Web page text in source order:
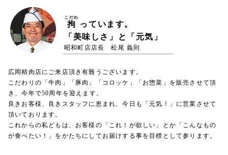
拘
こだわ
っています。
「美味しさ」と「元気」
昭和町店店長 松尾 義則
広岡精肉店にご来店頂き有難うございます。
こだわりの「牛肉」「豚肉」「コロッケ」「お惣菜」を販売させて頂
き、今年で50周年を迎えます。
良きお客様、良きスタッフに恵まれ、今日も「元気！」に営業させて
頂いております。
これからの私どもは、お客様の「これ！が欲しい」とか「こんなもの
が食べたい！」をかたちにしてお届けする事を目標として参ります。